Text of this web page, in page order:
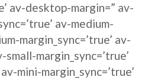
av-desktop-margin=” av-
av-medium-
margin_sync=’true’ av-
small-margin_sync=’true’
mini-margin_sync=’true’